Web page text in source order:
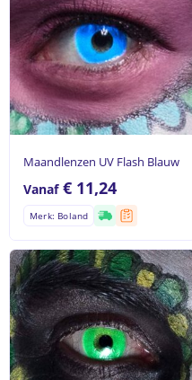
Maandlenzen UV Flash Blauw
Vanaf€ 11,24
Merk: Boland